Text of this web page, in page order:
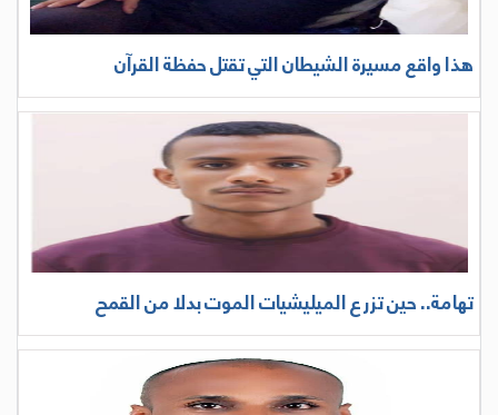
هذا واقع مسيرة الشيطان التي تقتل حفظة القرآن
تهامة.. حين تزرع الميليشيات الموت بدلا من القمح